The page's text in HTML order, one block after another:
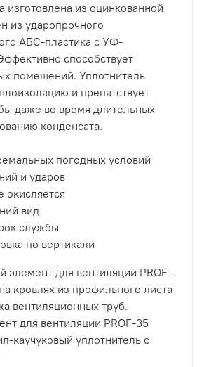
изготовлена из оцинкованной
из ударопрочного
АБС-пластика с УФ-
способствует
помещений. Уплотнитель
и препятствует
даже во время длительных
конденсата.
погодных условий
и ударов
окисляется
вид
службы
по вертикали
элемент для вентиляции PROF-
кровлях из профильного листа
вентиляционных труб.
для вентиляции PROF-35
каучуковый уплотнитель с